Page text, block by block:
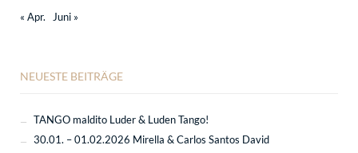
« Apr. Juni »
NEUESTE BEITRÄGE
TANGO maldito Luder & Luden Tango!
30.01. – 01.02.2026 Mirella & Carlos Santos David